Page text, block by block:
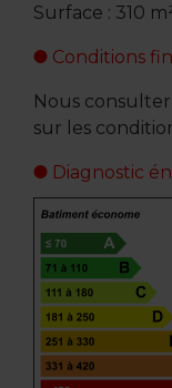
Surface : 310
Conditions
Nous
sur les
Diagnostic